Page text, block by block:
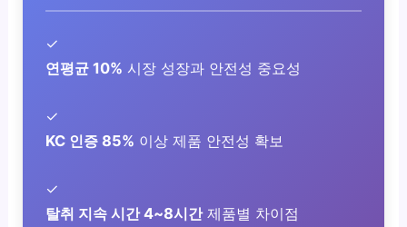
✓
연평균 10% 시장 성장과 안전성 중요성
✓
KC 인증 85% 이상 제품 안전성 확보
✓
탈취 지속 시간 4~8시간제품별 차이점